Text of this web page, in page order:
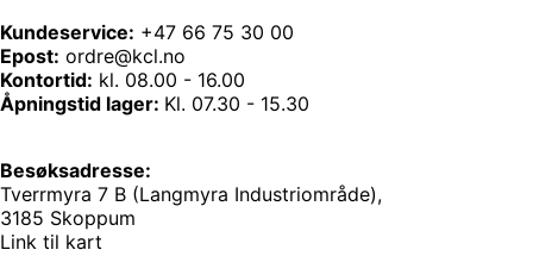
Kundeservice: +47 66 75 30 00
Epost: ordre@kcl.no
Kontortid: kl. 08.00 - 16.00
Åpningstid lager: Kl. 07.30 - 15.30
Besøksadresse:
Tverrmyra 7 B (Langmyra Industriområde),
3185 Skoppum
Link til kart